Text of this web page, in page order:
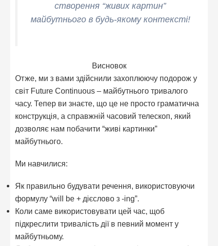
створення “живих картин”
майбутнього в будь-якому контексті!
Висновок
Отже, ми з вами здійснили захоплюючу подорож у
світ Future Continuous – майбутнього тривалого
часу. Тепер ви знаєте, що це не просто граматична
конструкція, а справжній часовий телескоп, який
дозволяє нам побачити “живі картинки”
майбутнього.
Ми навчилися:
Як правильно будувати речення, використовуючи
формулу “will be + дієслово з -ing”.
Коли саме використовувати цей час, щоб
підкреслити тривалість дії в певний момент у
майбутньому.